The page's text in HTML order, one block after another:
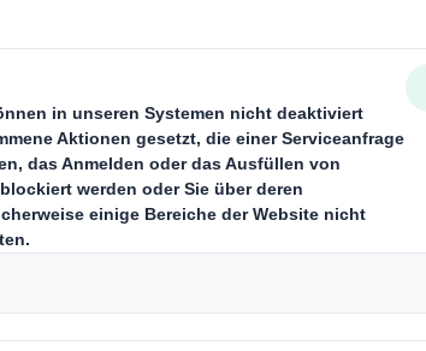
Textilien,
In diesem vielseitigen Markt
der Konsumenten ebenso
daher eine Vielzahl an